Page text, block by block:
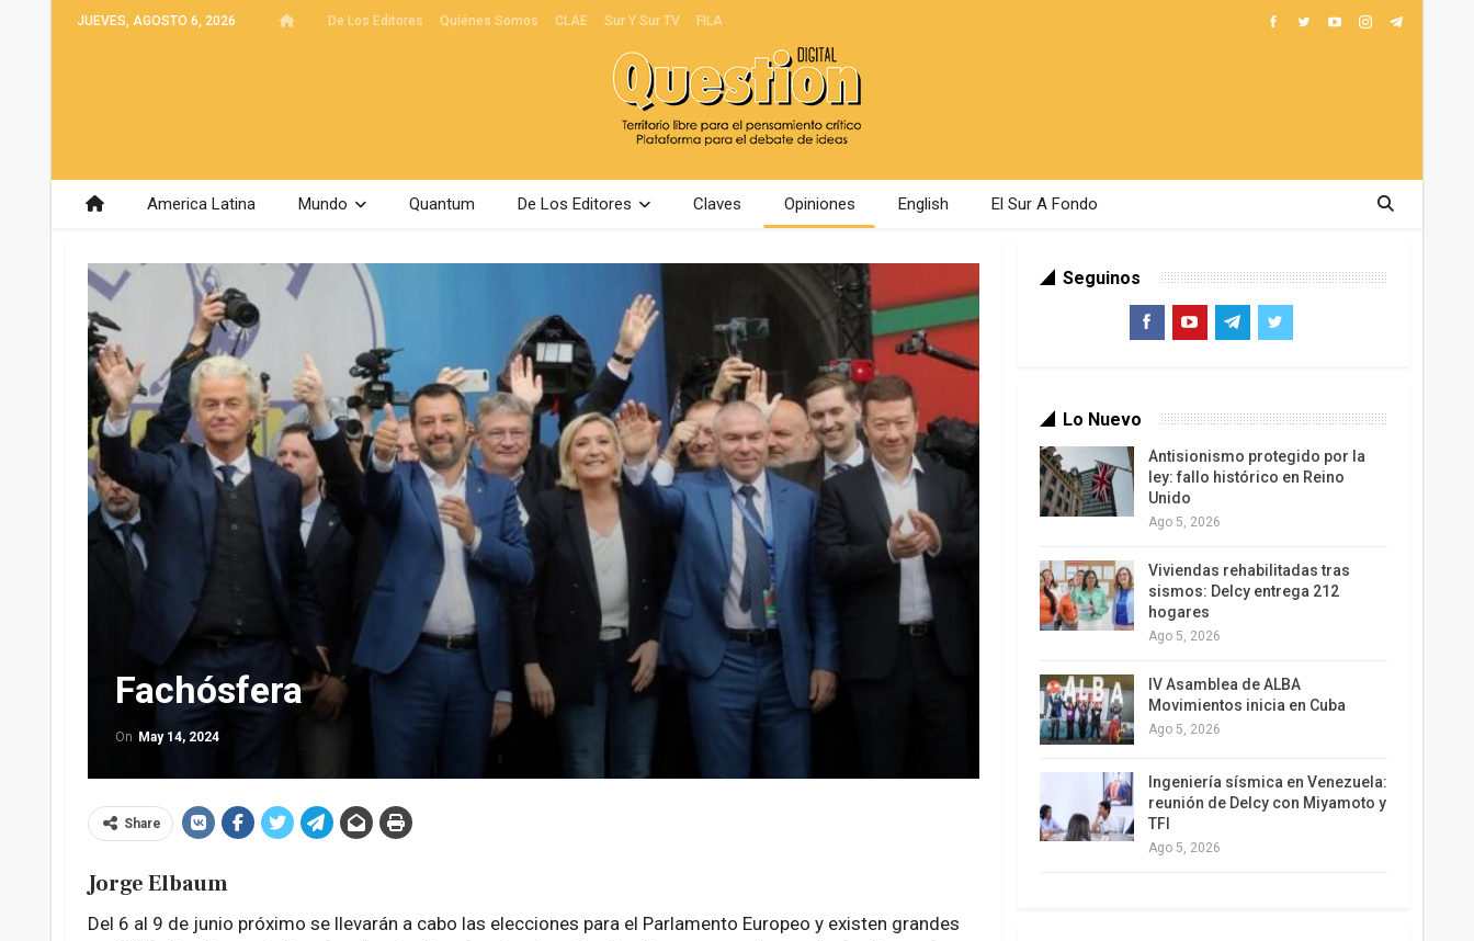
JUEVES, AGOSTO 6, 2026 De Los Editores Quiénes Somos CLAE Sur Y Sur TV FILA
America Latina Mundo Quantum De Los Editores Claves Opiniones English El Sur A Fondo
Fachósfera
On May 14, 2024
Share
Jorge Elbaum
Del 6 al 9 de junio próximo se llevarán a cabo las elecciones para el Parlamento Europeo y existen grandes
Seguinos
Lo Nuevo
Antisionismo protegido por la
ley: fallo histórico en Reino
Unido
Ago 5, 2026
Viviendas rehabilitadas tras
sismos: Delcy entrega 212
hogares
Ago 5, 2026
IV Asamblea de ALBA
Movimientos inicia en Cuba
Ago 5, 2026
Ingeniería sísmica en Venezuela:
reunión de Delcy con Miyamoto y
TFI
Ago 5, 2026